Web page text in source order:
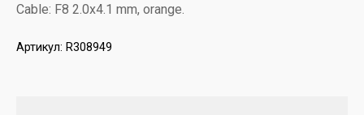
Cable: F8 2.0x4.1 mm, orange.
Артикул: R308949